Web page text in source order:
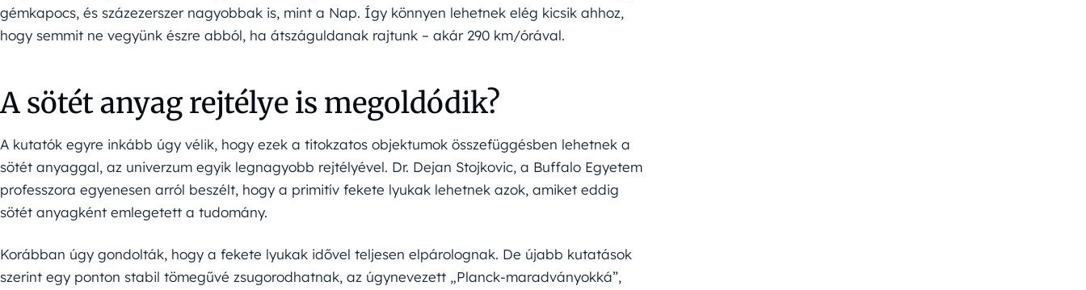
gémkapocs, és százezerszer nagyobbak is, mint a Nap. Így könnyen lehetnek elég kicsik ahhoz,
hogy semmit ne vegyünk észre abból, ha átszáguldanak rajtunk – akár 290 km/órával.
A sötét anyag rejtélye is megoldódik?
A kutatók egyre inkább úgy vélik, hogy ezek a titokzatos objektumok összefüggésben lehetnek a
sötét anyaggal, az univerzum egyik legnagyobb rejtélyével. Dr. Dejan Stojkovic, a Buffalo Egyetem
professzora egyenesen arról beszélt, hogy a primitív fekete lyukak lehetnek azok, amiket eddig
sötét anyagként emlegetett a tudomány.
Korábban úgy gondolták, hogy a fekete lyukak idővel teljesen elpárolognak. De újabb kutatások
szerint egy ponton stabil tömegűvé zsugorodhatnak, az úgynevezett „Planck-maradványokká”,